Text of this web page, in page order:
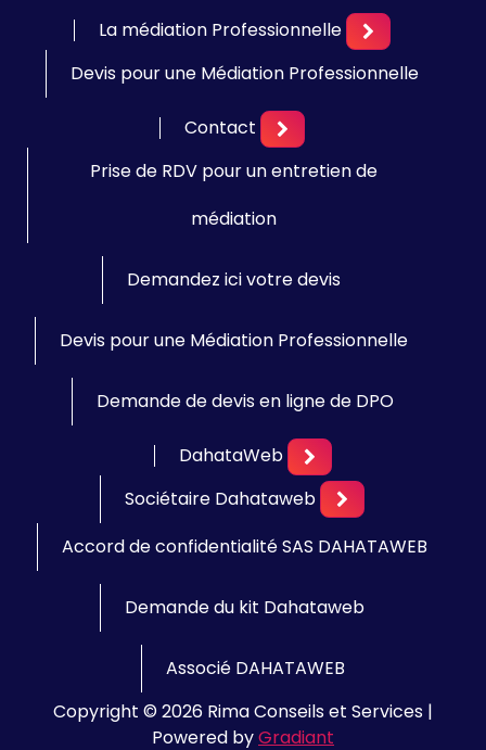
La médiation Professionnelle
Devis pour une Médiation Professionnelle
Contact
Prise de RDV pour un entretien de
médiation
Demandez ici votre devis
Devis pour une Médiation Professionnelle
Demande de devis en ligne de DPO
DahataWeb
Sociétaire Dahataweb
Accord de confidentialité SAS DAHATAWEB
Demande du kit Dahataweb
Associé DAHATAWEB
Copyright © 2026 Rima Conseils et Services |
Powered byGradiant